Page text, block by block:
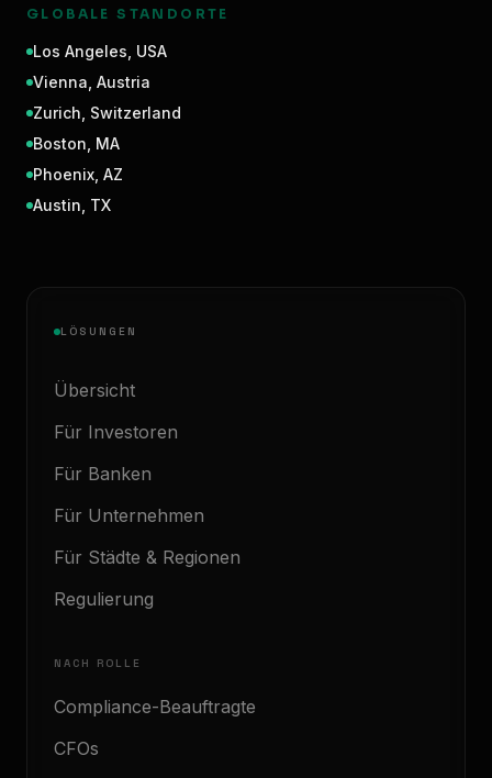
GLOBALE STANDORTE
Los Angeles USA
Vienna Austria
Zurich Switzerland
Boston MA
Phoenix AZ
Austin TX
LÖSUNGEN
Übersicht
Für Investoren
Für Banken
Für Unternehmen
Für Städte & Regionen
Regulierung
NACH ROLLE
Compliance-Beauftragte
CFOs